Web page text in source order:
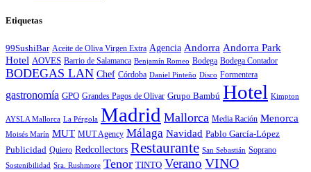
Etiquetas
99SushiBar Aceite de Oliva Virgen Extra Agencia Andorra Andorra Park
Hotel AOVES Barrio de Salamanca Benjamín Romeo Bodega Bodega Contador
BODEGAS LAN Chef Córdoba Daniel Pinteño Disco Formentera
gastronomía GPO Grandes Pagos de Olivar Grupo Bambú Hotel Kimpton
AYSLA Mallorca La Pérgola Madrid Mallorca Media Ración Menorca
Moisés Marín MUT MUT Agency Málaga Navidad Pablo García-López
Publicidad Quiero Redcollectors Restaurante San Sebastián Soprano
Sostenibilidad Sra. Rushmore Tenor TINTO Verano VINO